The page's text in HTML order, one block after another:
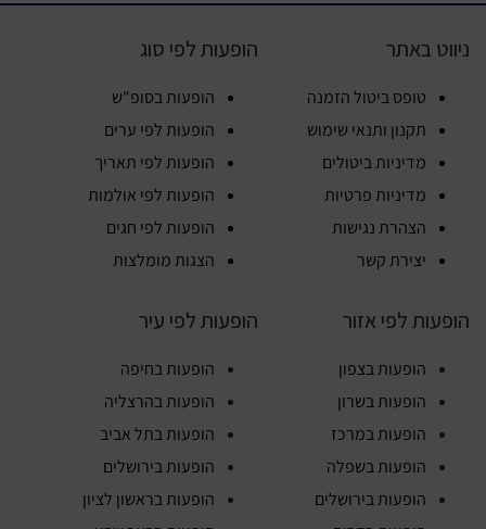
ניווט באתר
טופס ביטול הזמנה
תקנון ותנאי שימוש
מדיניות ביטולים
מדיניות פרטיות
הצהרת נגישות
יצירת קשר
הופעות לפי סוג
הופעות בסופ"ש
הופעות לפי ערים
הופעות לפי תאריך
הופעות לפי אולמות
הופעות לפי חגים
הצגות מומלצות
הופעות לפי אזור
הופעות בצפון
הופעות בשרון
הופעות במרכז
הופעות בשפלה
הופעות בירושלים
הופעות לפי עיר
הופעות בחיפה
הופעות בהרצליה
הופעות בתל אביב
הופעות בירושלים
הופעות בראשון לציון